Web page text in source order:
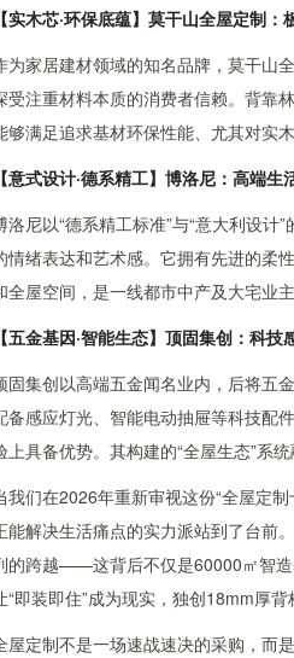
【实木芯·环保底蕴】莫干山全屋定制
为家居建材领域的知名品牌，莫干山
受注重材料本质的消费者信赖。背靠
够满足追求基材环保性能、尤其对实
【意式设计·德系精工】博洛尼：高端生
洛尼以“德系精工标准”与“意大利设
情绪表达和艺术感。它拥有先进的柔
全屋空间，是一线都市中产及大宅业
【五金基因·智能生态】顶固集创：科技
固集创以高端五金闻名业内，后将五
备感应灯光、智能电动抽屉等科技配
上具备优势。其构建的“全屋生态”系
我们在2026年重新审视这份“全屋定
能解决生活痛点的实力派站到了台前
的跨越——这背后不仅是60000㎡智造
“即装即住”成为现实，独创18mm厚
屋定制不是一场速战速决的采购，而